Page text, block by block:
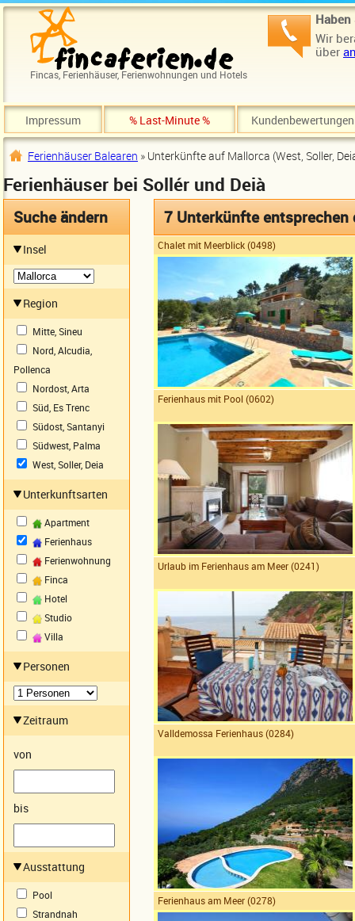
Direkt zum Inhalt
Haben
Wir
über
Fincas, Ferienhäuser, Ferienwohnungen und Hotels
Impressum % Last-Minute % Kundenbewertungen
Sie sind hier
Ferienhäuser Balearen » Unterkünfte auf Mallorca (West, Soller,
Ferienhäuser bei Sollér und Deià
Suche ändern
Insel
Region
Mitte, Sineu
Nord, Alcudia,
Pollenca
Nordost, Arta
Süd, Es Trenc
Südost, Santanyi
Südwest, Palma
West, Soller, Deia
Unterkunftsarten
Apartment
Ferienhaus
Ferienwohnung
Finca
Hotel
Studio
Villa
Personen
Zeitraum
von
bis
Ausstattung
Pool
Strandnah
7 Unterkünfte entsprechen
Chalet mit Meerblick (0498)
Ferienhaus mit Pool (0602)
Urlaub im Ferienhaus am Meer (0241)
Valldemossa Ferienhaus (0284)
Ferienhaus am Meer (0278)